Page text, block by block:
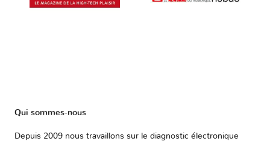
Qui sommes-nous
Depuis 2009 nous travaillons sur le diagnostic électronique